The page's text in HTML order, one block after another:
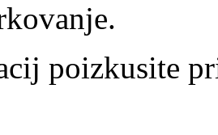
poizkusite